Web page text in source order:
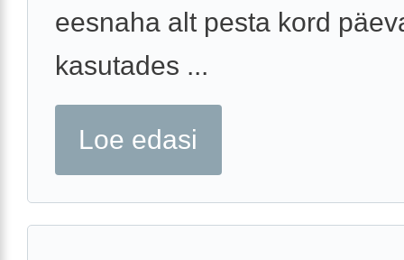
eesnaha alt pesta kord
kasutades ...
Loe edasi